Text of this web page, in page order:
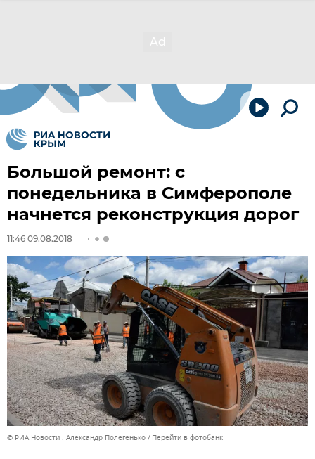
Большой ремонт: с
понедельника в Симферополе
начнется реконструкция дорог
11:46 09.08.2018
© РИА Новости . Александр Полегенько Перейти в фотобанк